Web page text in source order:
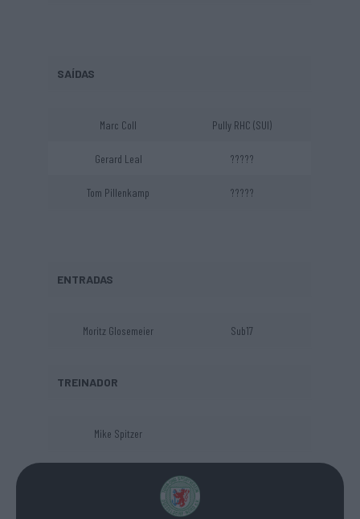
SAÍDAS
Marc Coll Pully RHC (SUI)
Gerard Leal ?????
Tom Pillenkamp ?????
ENTRADAS
Moritz Glosemeier Sub17
TREINADOR
Mike Spitzer